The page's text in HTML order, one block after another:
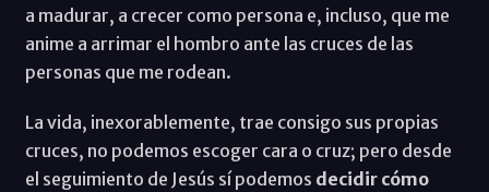
a madurar, a crecer como persona e, incluso, que me
anime a arrimar el hombro ante las cruces de las
personas que me rodean.
La vida, inexorablemente, trae consigo sus propias
cruces, no podemos escoger cara o cruz; pero desde
el seguimiento de Jesús sí podemos decidir cómo